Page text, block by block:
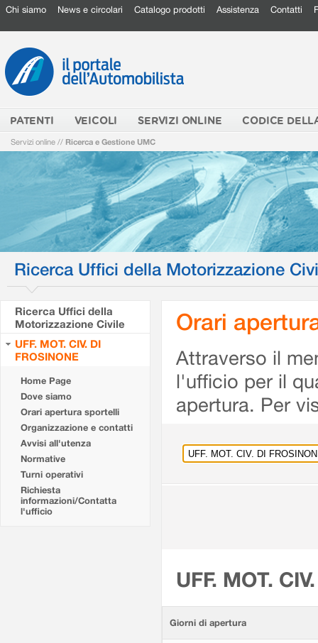
Chi siamo News e circolari Catalogo prodotti Assistenza Contatti
PATENTI VEICOLI SERVIZI ONLINE CODICE
Servizi online // Ricerca e Gestione UMC
Ricerca Uffici della Motorizzazione
Ricerca Uffici della
Motorizzazione Civile
UFF. MOT. CIV. DI
FROSINONE
Home Page
Dove siamo
Orari apertura sportelli
Organizzazione e contatti
Avvisi all'utenza
Normative
Turni operativi
Richiesta
informazioni/Contatta
l'ufficio
Orari
Attraverso il
l'ufficio per il
apertura. Per
UFF. MOT.
Giorni di apertura